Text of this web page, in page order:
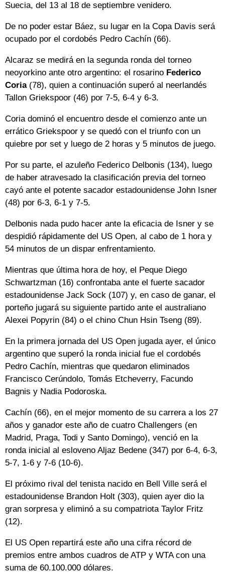
Suecia, del 13 al 18 de septiembre venidero.
De no poder estar Báez, su lugar en la Copa Davis será
ocupado por el cordobés Pedro Cachín (66).
Alcaraz se medirá en la segunda ronda del torneo
neoyorkino ante otro argentino: el rosarino Federico
Coria(78), quien a continuación superó al neerlandés
Tallon Griekspoor (46) por 7-5, 6-4 y 6-3.
Coria dominó el encuentro desde el comienzo ante un
errático Griekspoor y se quedó con el triunfo con un
quiebre por set y luego de 2 horas y 5 minutos de juego.
Por su parte, el azuleño Federico Delbonis (134), luego
de haber atravesado la clasificación previa del torneo
cayó ante el potente sacador estadounidense John Isner
(48) por 6-3, 6-1 y 7-5.
Delbonis nada pudo hacer ante la eficacia de Isner y se
despidió rápidamente del US Open, al cabo de 1 hora y
54 minutos de un dispar enfrentamiento.
Mientras que última hora de hoy, el Peque Diego
Schwartzman (16) confrontaba ante el fuerte sacador
estadounidense Jack Sock (107) y, en caso de ganar, el
porteño jugará su siguiente partido ante el australiano
Alexei Popyrin (84) o el chino Chun Hsin Tseng (89).
En la primera jornada del US Open jugada ayer, el único
argentino que superó la ronda inicial fue el cordobés
Pedro Cachín, mientras que quedaron eliminados
Francisco Cerúndolo, Tomás Etcheverry, Facundo
Bagnis y Nadia Podoroska.
Cachín (66), en el mejor momento de su carrera a los 27
años y ganador este año de cuatro Challengers (en
Madrid, Praga, Todi y Santo Domingo), venció en la
ronda inicial al esloveno Aljaz Bedene (347) por 6-4, 6-3,
5-7, 1-6 y 7-6 (10-6).
El próximo rival del tenista nacido en Bell Ville será el
estadounidense Brandon Holt (303), quien ayer dio la
gran sorpresa y eliminó a su compatriota Taylor Fritz
(12).
El US Open repartirá este año una cifra récord de
premios entre ambos cuadros de ATP y WTA con una
suma de 60.100.000 dólares.